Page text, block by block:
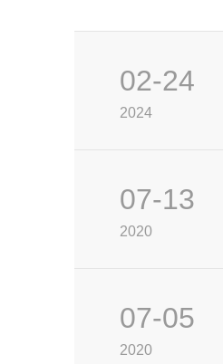
02-24
2024
07-13
2020
07-05
2020